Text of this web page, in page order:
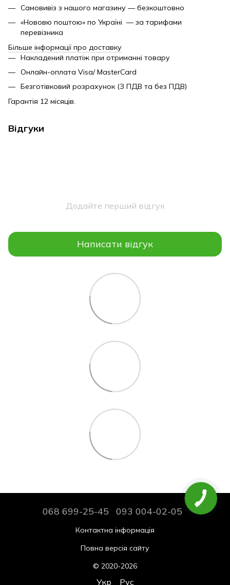
Самовивіз з нашого магазину — безкоштовно
«Нововю поштою» по Україні — за тарифами
перевізника
Більше інформації про доставку
Накладений платіж при отриманні товару
Онлайн-оплата Visa/ MasterCard
Безготівковий розрахунок (З ПДВ та без ПДВ)
Гарантія 12 місяців.
Відгуки
Додайте перший відгук
Написати відгук
068 699-25-45 093 004-02-05
Контактна інформація
Повна версія сайту
© 2020-2026
Укр Рус